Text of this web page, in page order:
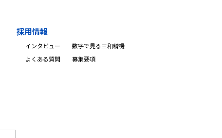
採用情報
インタビュー
数字で見る三和精機
よくある質問
募集要項